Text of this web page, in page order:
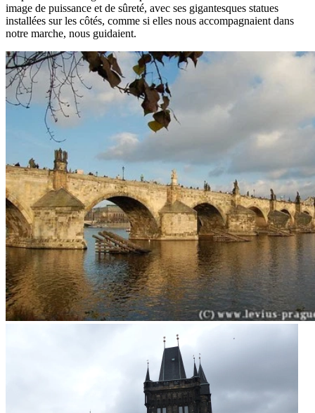
image de puissance et de sûreté, avec ses gigantesques statues
installées sur les côtés, comme si elles nous accompagnaient dans
notre marche, nous guidaient.